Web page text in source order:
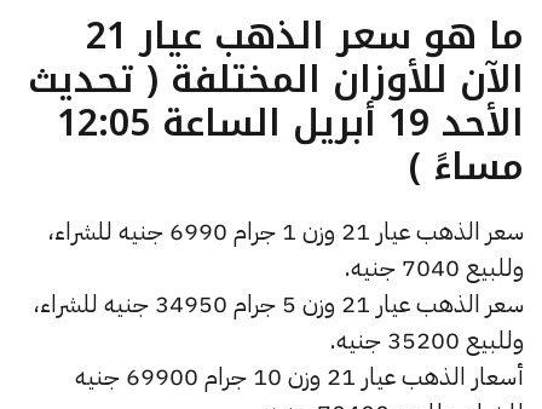
ما هو سعر الذهب عيار 21
الآن للأوزان المختلفة ( تحديث
الأحد 19 أبريل الساعة 12:05
مساءً )
سعر الذهب عيار 21 وزن 1 جرام 6990 جنيه للشراء،
وللبيع 7040 جنيه.
سعر الذهب عيار 21 وزن 5 جرام 34950 جنيه للشراء،
وللبيع 35200 جنيه.
أسعار الذهب عيار 21 وزن 10 جرام 69900 جنيه